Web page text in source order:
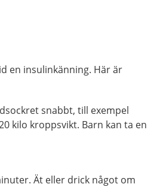
en insulinkänning. Här är
snabbt, till exempel
kilo kroppsvikt. Barn kan ta en
Ät eller drick något om